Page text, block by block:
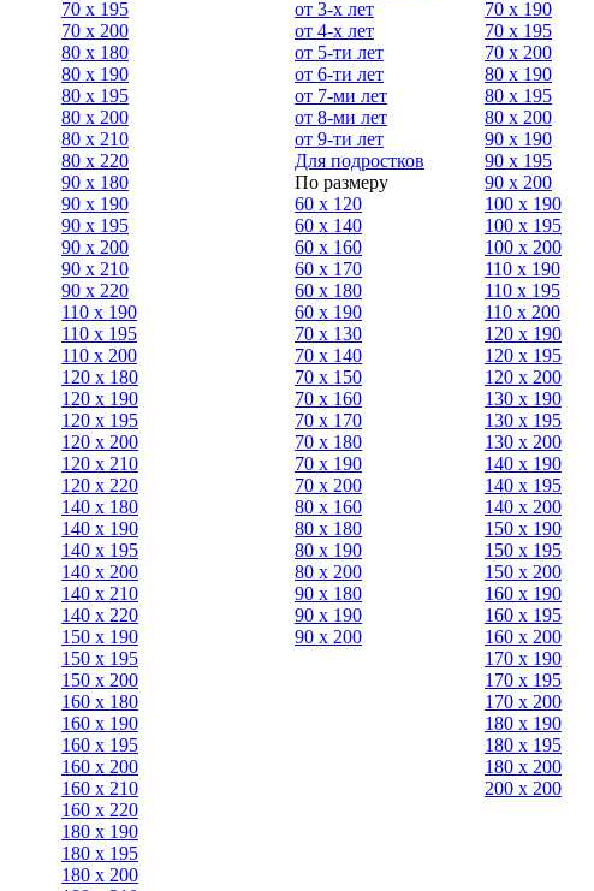
70 х 195
70 х 200
80 х 180
80 х 190
80 х 195
80 х 200
80 x 210
80 x 220
90 x 180
90 х 190
90 х 195
90 х 200
90 x 210
90 x 220
110 x 190
110 x 195
110 x 200
120 x 180
120 х 190
120 х 195
120 х 200
120 x 210
120 x 220
140 x 180
140 х 190
140 х 195
140 х 200
140 x 210
140 x 220
150 х 190
150 х 195
150 х 200
160 x 180
160 х 190
160 х 195
160 х 200
160 x 210
160 x 220
180 х 190
180 х 195
180 х 200
от 3-х лет
от 4-х лет
от 5-ти лет
от 6-ти лет
от 7-ми лет
от 8-ми лет
от 9-ти лет
Для подростков
По размеру
60 х 120
60 х 140
60 х 160
60 х 170
60 х 180
60 х 190
70 х 130
70 х 140
70 х 150
70 х 160
70 х 170
70 х 180
70 х 190
70 х 200
80 х 160
80 х 180
80 x 190
80 x 200
90 х 180
90 x 190
90 x 200
70 x 190
70 х 195
70 x 200
80 x 190
80 x 195
80 x 200
90 x 190
90 x 195
90 x 200
100 x 190
100 х 195
100 x 200
110 x 190
110 х 195
110 х 200
120 х 190
120 х 195
120 х 200
130 х 190
130 х 195
130 х 200
140 х 190
140 х 195
140 х 200
150 х 190
150 х 195
150 х 200
160 х 190
160 х 195
160 х 200
170 х 190
170 х 195
170 х 200
180 х 190
180 х 195
180 х 200
200 x 200